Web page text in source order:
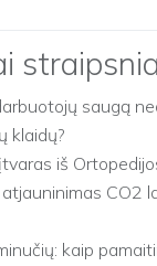
saugą
klaidų?
iš
CO2
kaip